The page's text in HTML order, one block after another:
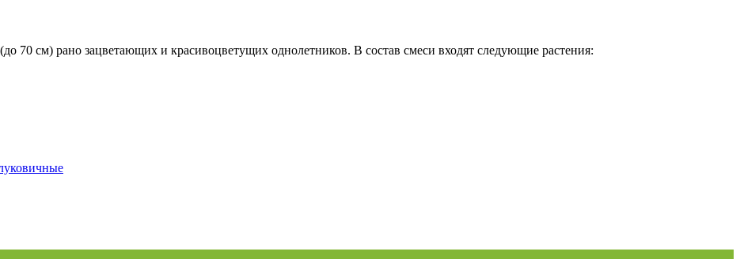
70 см) рано зацветающих и красивоцветущих однолетников. В состав смеси входят следующие растения: